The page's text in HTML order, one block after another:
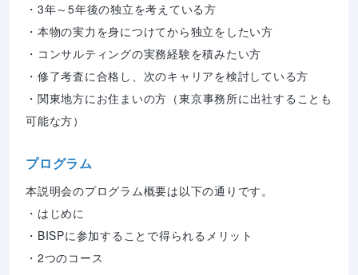
・3年～5年後の独立を考えている方
・本物の実力を身につけてから独立をしたい方
・コンサルティングの実務経験を積みたい方
・修了考査に合格し、次のキャリアを検討している方
・関東地方にお住まいの方（東京事務所に出社することも
可能な方）
プログラム
本説明会のプログラム概要は以下の通りです。
・はじめに
・BISPに参加することで得られるメリット
・2つのコース